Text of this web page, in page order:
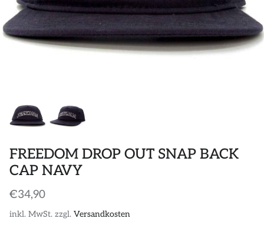
POLOS
STICKER
DIVERSE ACCESSORIES
FREEDOM DROP OUT SNAP BACK
CAP NAVY
€34,90
inkl. MwSt. zzgl. Versandkosten